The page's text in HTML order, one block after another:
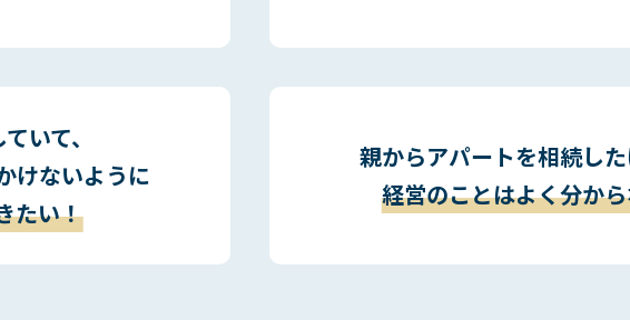
いて、
けないように
たい！
親からアパートを相続した
経営のことはよく分か